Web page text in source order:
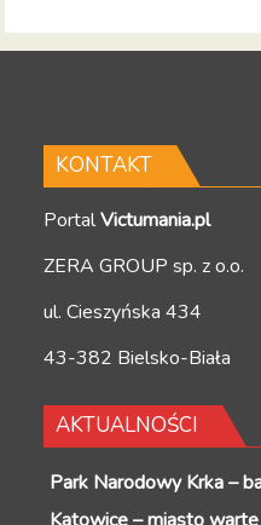
KONTAKT
PortalVictumania.pl
ZERA GROUP sp. z o.o.
ul. Cieszyńska 434
43-382 Bielsko-Biała
AKTUALNOŚCI
Park Narodowy Krka –